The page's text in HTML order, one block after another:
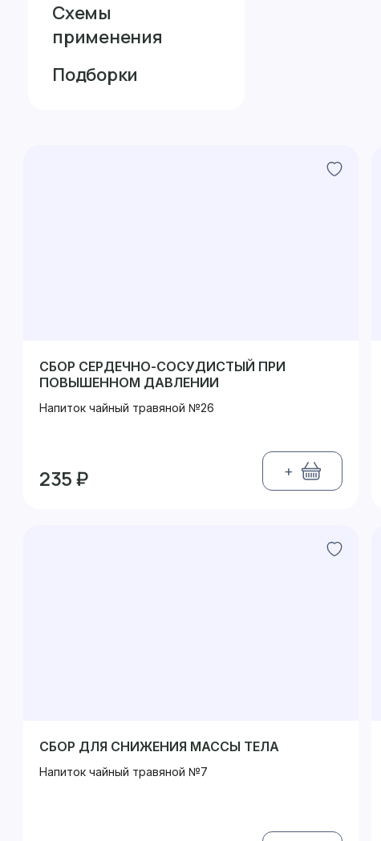
Схемы
применения
Подборки
СБОР СЕРДЕЧНО-СОСУДИСТЫЙ ПРИ
ПОВЫШЕННОМ ДАВЛЕНИИ
Напиток чайный травяной №26
235 ₽ +
СБОР ДЛЯ СНИЖЕНИЯ МАССЫ ТЕЛА
Напиток чайный травяной №7